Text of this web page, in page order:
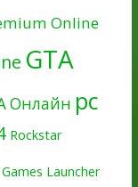
Online
GTA
Онлайн pc
Rockstar
Launcher